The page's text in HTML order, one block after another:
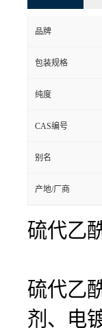
品牌
包装规格
纯度
CAS编号
别名
产地/厂商
硫代乙
硫代乙
剂、电